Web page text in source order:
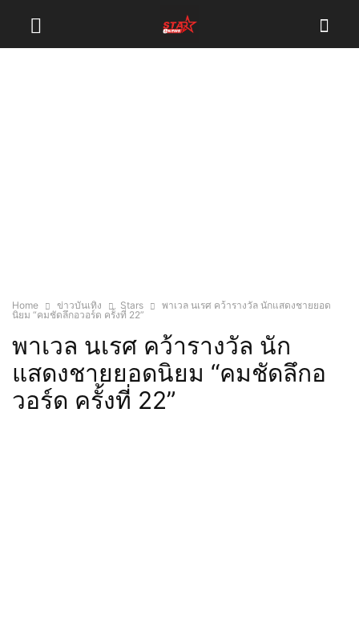
Home ข่าวบันเทิง Stars
พาเวล นเรศ คว้ารางวัล นักแสดงชายยอด
นิยม “คมชัดลึกอวอร์ด ครั้งที่ 22”
พาเวล นเรศ คว้ารางวัล นัก
แสดงชายยอดนิยม “คมชัดลึกอ
วอร์ด ครั้งที่ 22”